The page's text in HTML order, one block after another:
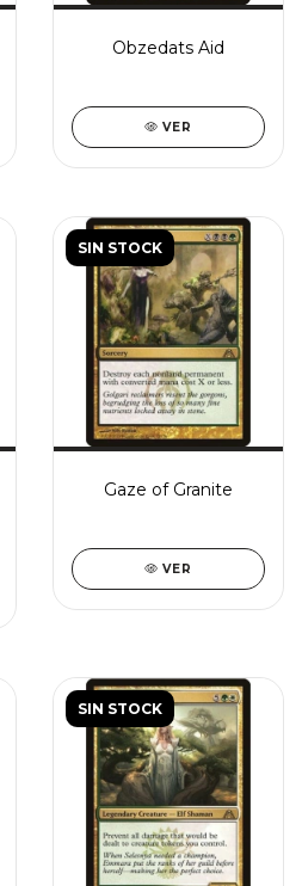
Obzedats Aid
VER
SIN STOCK
Gaze of Granite
VER
SIN STOCK